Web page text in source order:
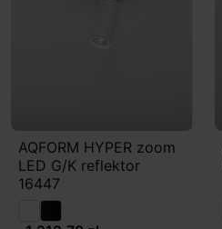
AQFORM HYPER zoom
LED G/K reflektor
16447